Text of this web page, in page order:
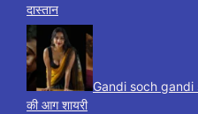
दास्तान
Gandi soch gandi
की आग शायरी